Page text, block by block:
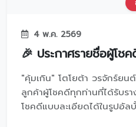
4 พ.ค. 2569
🎉 ประกาศรายชื่อผู้โช
"คุ้มเกิน" โตโยต้า วรจักร์ย
ลูกค้าผู้โชคดีทุกท่านที่ได้รับรา
โชคดีแบบละเอียดได้ในรูปอัล